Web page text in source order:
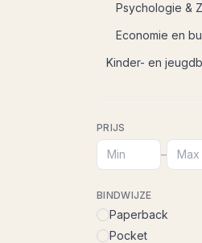
Psychologie &
Economie en
Kinder- en
PRIJS
–
BINDWIJZE
Paperback
Pocket